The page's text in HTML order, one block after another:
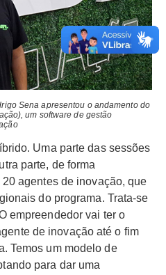
Sena apresentou o andamento do
um software de gestão
Uma parte das sessões
parte, de forma
agentes de inovação, que
do programa. Trata-se
empreendedor vai ter o
de inovação até o fim
Temos um modelo de
para dar uma